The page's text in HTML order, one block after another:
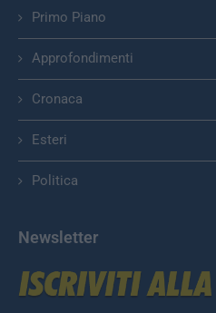
Primo Piano
Approfondimenti
Cronaca
Esteri
Politica
Newsletter